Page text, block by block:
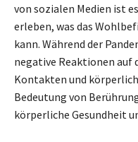
von sozialen Medien ist
erleben, was das
kann. Während der
negative Reaktionen auf
Kontakten und
Bedeutung von
körperliche Gesundheit